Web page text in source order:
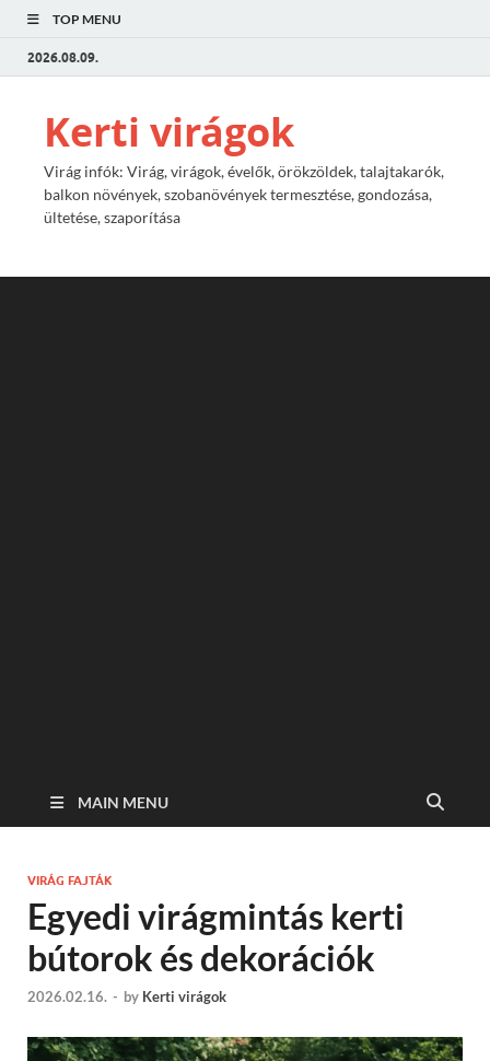
TOP MENU
2026.08.09.
Kerti virágok
Virág infók: Virág, virágok, évelők, örökzöldek, talajtakarók,
balkon növények, szobanövények termesztése, gondozása,
ültetése, szaporítása
MAIN MENU
VIRÁG FAJTÁK
Egyedi virágmintás kerti
bútorok és dekorációk
2026.02.16. - by Kerti virágok